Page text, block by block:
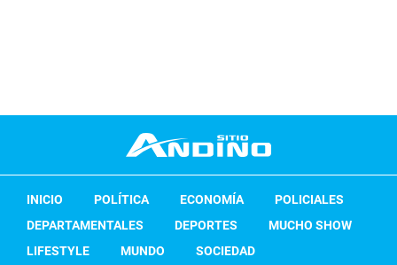
INICIO POLÍTICA ECONOMÍA
POLICIALES
DEPARTAMENTALES
DEPORTES
MUCHO SHOW
LIFESTYLE
MUNDO SOCIEDAD